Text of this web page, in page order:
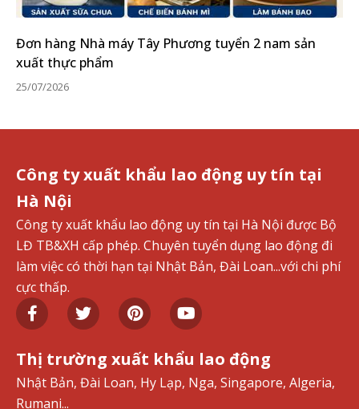
Đơn hàng Nhà máy Tây Phương tuyển 2 nam sản
xuất thực phẩm
25/07/2026
Công ty xuất khẩu lao động uy tín tại
Hà Nội
Công ty xuất khẩu lao động uy tín tại Hà Nội được Bộ
LĐ TB&XH cấp phép. Chuyên tuyển dụng lao động đi
làm việc có thời hạn tại Nhật Bản, Đài Loan...với chi phí
cực thấp.
Thị trường xuất khẩu lao động
Nhật Bản, Đài Loan, Hy Lạp, Nga, Singapore, Algeria,
Rumani...